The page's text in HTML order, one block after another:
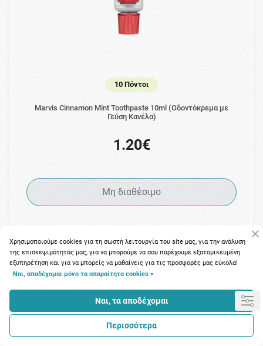
10 Πόντοι
Marvis Cinnamon Mint Toothpaste 10ml (Οδοντόκρεμα με
Γεύση Κανέλα)
1.20€
Μη διαθέσιμο
Χρησιμοποιούμε cookies για τη σωστή λειτουργία του site μας, για την ανάλυση
της επισκεψιμότητάς μας, για να μπορούμε να σου παρέχουμε εξατομικευμένη
εξυπηρέτηση και για να μπορείς να μαθαίνεις για τις προσφορές μας εύκολα!
Ναι, αποδέχομαι μόνο τα απαραίτητα cookies >
Ναι, τα αποδέχομαι
Περισσότερα